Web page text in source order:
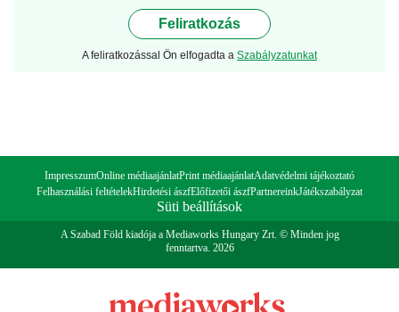
Feliratkozás
A feliratkozással Ön elfogadta a Szabályzatunkat
ImpresszumOnline médiaajánlatPrint médiaajánlatAdatvédelmi tájékoztató
Felhasználási feltételekHirdetési ászfElőfizetői ászfPartnereinkJátékszabályzat
Süti beállítások
A Szabad Föld kiadója a Mediaworks Hungary Zrt. © Minden jog
fenntartva. 2026